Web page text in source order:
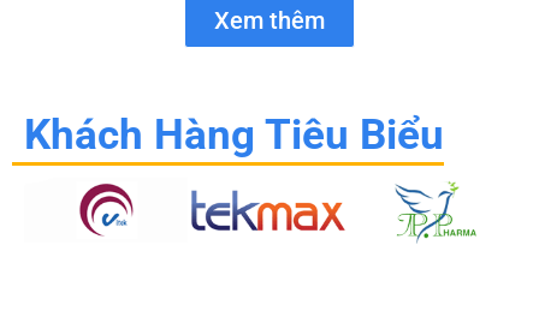
Xem thêm
Khách Hàng Tiêu Biểu